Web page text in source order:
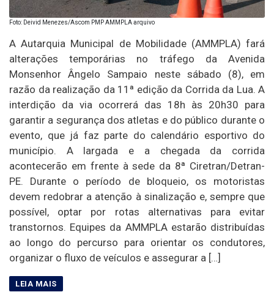
Foto: Deivid Menezes/Ascom PMP AMMPLA arquivo
A Autarquia Municipal de Mobilidade (AMMPLA) fará
alterações temporárias no tráfego da Avenida
Monsenhor Ângelo Sampaio neste sábado (8), em
razão da realização da 11ª edição da Corrida da Lua. A
interdição da via ocorrerá das 18h às 20h30 para
garantir a segurança dos atletas e do público durante o
evento, que já faz parte do calendário esportivo do
município. A largada e a chegada da corrida
acontecerão em frente à sede da 8ª Ciretran/Detran-
PE. Durante o período de bloqueio, os motoristas
devem redobrar a atenção à sinalização e, sempre que
possível, optar por rotas alternativas para evitar
transtornos. Equipes da AMMPLA estarão distribuídas
ao longo do percurso para orientar os condutores,
organizar o fluxo de veículos e assegurar a […]